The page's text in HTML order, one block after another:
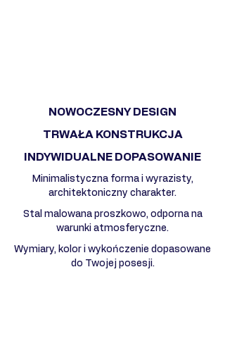
NOWOCZESNY DESIGN
TRWAŁA KONSTRUKCJA
INDYWIDUALNE DOPASOWANIE
Minimalistyczna forma i wyrazisty,
architektoniczny charakter.
Stal malowana proszkowo, odporna na
warunki atmosferyczne.
Wymiary, kolor i wykończenie dopasowane
do Twojej posesji.